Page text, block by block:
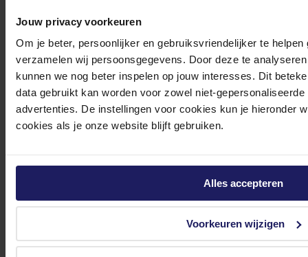
Jouw privacy voorkeuren
Om je beter, persoonlijker en gebruiksvriendelijker te
verzamelen wij persoonsgegevens. Door deze te
kunnen we nog beter inspelen op jouw interesses. Dit
data gebruikt kan worden voor zowel niet-
advertenties. De instellingen voor cookies kun je hieronder
cookies als je onze website blijft gebruiken.
Alles accepteren
Voorkeuren wijzigen
Meld je aan
Footer
Azerty
Tjalkstraat 4b
8102 HG Raalte
KvK nr: 55425437